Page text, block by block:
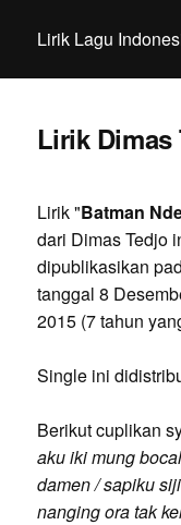
Lirik Lagu
Lirik Dimas
Lirik "Batman
dari Dimas Tedjo
dipublikasikan
tanggal 8
2015 (7 tahun
Single ini
Berikut cuplikan
aku iki mung
damen / sapiku
nanging ora tak